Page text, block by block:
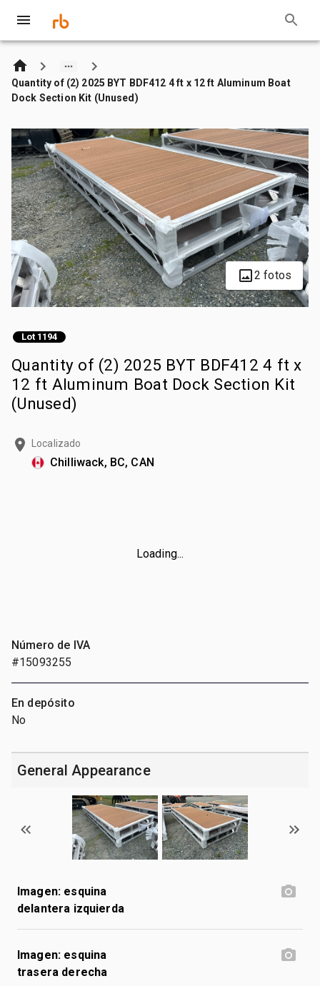
Quantity of (2) 2025 BYT BDF412 4 ft x 12 ft Aluminum Boat
Dock Section Kit (Unused)
2 fotos
Lot 1194
Quantity of (2) 2025 BYT BDF412 4 ft x
12 ft Aluminum Boat Dock Section Kit
(Unused)
Localizado
Chilliwack, BC, CAN
Loading...
Número de IVA
#15093255
En depósito
No
General Appearance
Imagen: esquina
delantera izquierda
Imagen: esquina
trasera derecha